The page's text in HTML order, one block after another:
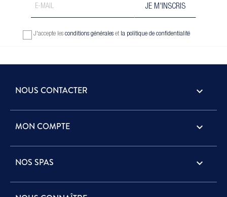
J'accepte les conditions générales et la politique de confidentialité
NOUS CONTACTER keyboard_arrow_down
MON COMPTE 
NOS SPAS 